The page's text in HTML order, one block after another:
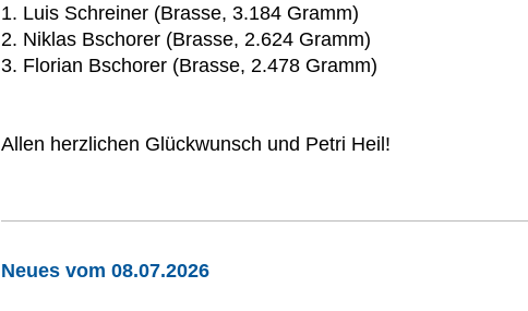
1. Luis Schreiner (Brasse, 3.184 Gramm)
2. Niklas Bschorer (Brasse, 2.624 Gramm)
3. Florian Bschorer (Brasse, 2.478 Gramm)
Allen herzlichen Glückwunsch und Petri Heil!
Neues vom 08.07.2026